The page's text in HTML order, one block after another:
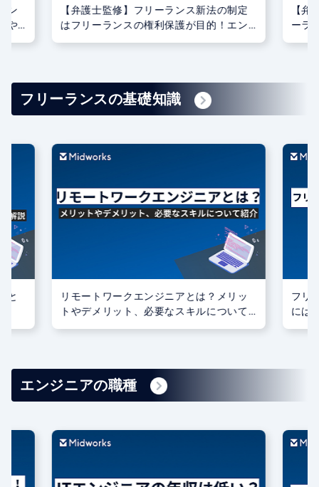
ン
や
【弁護士監修】フリーランス新法の制定
はフリーランスの権利保護が目的！エン
ジニアが新法適用に合わせてすべきこと
【弁
ーラ
際の
フリーランスの基礎知識
と
リモートワークエンジニアとは？メリッ
トやデメリット、必要なスキルについて
フリ
には
エンジニアの職種